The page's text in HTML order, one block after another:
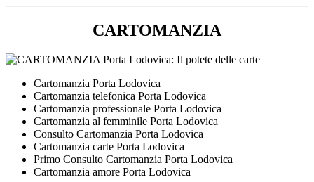
CARTOMANZIA
Cartomanzia Porta Lodovica
Cartomanzia telefonica Porta Lodovica
Cartomanzia professionale Porta Lodovica
Cartomanzia al femminile Porta Lodovica
Consulto Cartomanzia Porta Lodovica
Cartomanzia carte Porta Lodovica
Primo Consulto Cartomanzia Porta Lodovica
Cartomanzia amore Porta Lodovica